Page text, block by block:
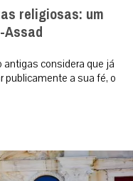
religiosas: um
considera que já
a sua fé, o